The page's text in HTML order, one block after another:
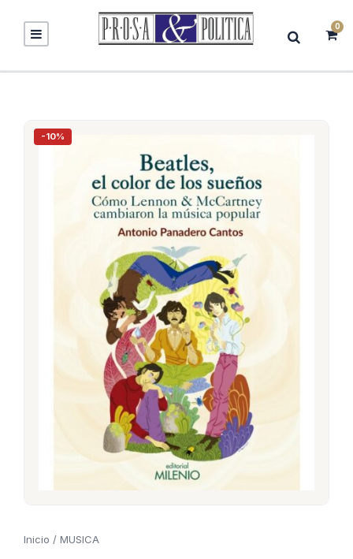
0
-10%
Inicio / MUSICA